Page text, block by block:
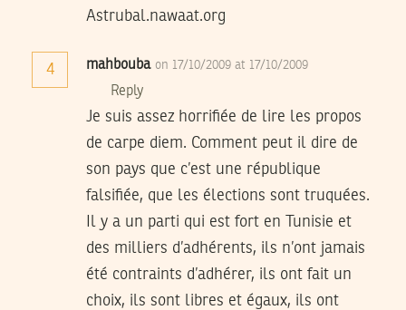
Astrubal.nawaat.org
4 mahbouba on 17/10/2009 at 17/10/2009
Reply
Je suis assez horrifiée de lire les propos
de carpe diem. Comment peut il dire de
son pays que c’est une république
falsifiée, que les élections sont truquées.
Il y a un parti qui est fort en Tunisie et
des milliers d’adhérents, ils n’ont jamais
été contraints d’adhérer, ils ont fait un
choix, ils sont libres et égaux, ils ont